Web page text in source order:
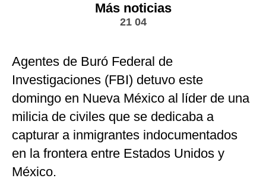
Más noticias
21 04
Agentes de Buró Federal de
Investigaciones (FBI) detuvo este
domingo en Nueva México al líder de una
milicia de civiles que se dedicaba a
capturar a inmigrantes indocumentados
en la frontera entre Estados Unidos y
México.